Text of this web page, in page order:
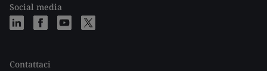
Social media
Contattaci